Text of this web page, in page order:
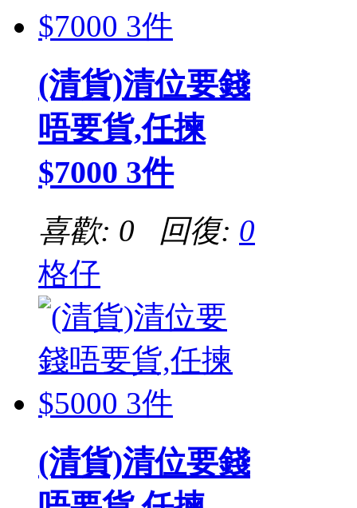
(清貨)清位要錢
唔要貨,任揀
$7000 3件
喜歡: 0 回復: 0
格仔
(清貨)清位要錢